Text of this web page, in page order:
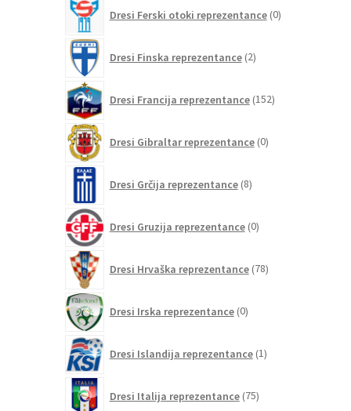
Dresi Ferski otoki reprezentance 0izdelkov
Dresi Finska reprezentance 2izdelka
Dresi Francija reprezentance 152izdelkov
Dresi Gibraltar reprezentance 0izdelkov
Dresi Grčija reprezentance 8izdelkov
Dresi Gruzija reprezentance 0izdelkov
Dresi Hrvaška reprezentance 78izdelkov
Dresi Irska reprezentance 0izdelkov
Dresi Islandija reprezentance 1izdelek
Dresi Italija reprezentance 75izdelkov